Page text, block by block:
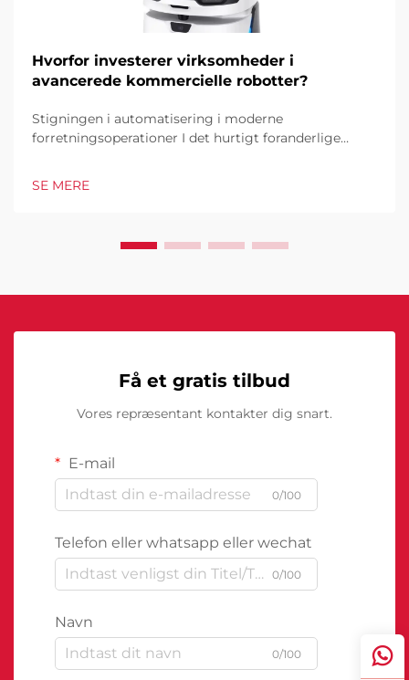
Hvorfor investerer virksomheder i
avancerede kommercielle robotter?
Stigningen i automatisering i moderne
forretningsoperationer I det hurtigt foranderlige
excellence. Disse sofistikerede maskiner
SE MERE
Få et gratis tilbud
Vores repræsentant kontakter dig snart.
E-mail
0/100
Telefon eller whatsapp eller wechat
0/100
Navn
0/100